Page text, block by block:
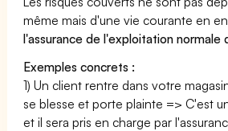
même mais d'une vie courante en
l'assurance de l'exploitation normale
Exemples concrets :
1) Un client rentre dans votre
se blesse et porte plainte => C'est
et il sera pris en charge par